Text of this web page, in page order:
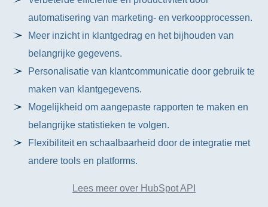
automatisering van marketing- en verkoopprocessen.
Meer inzicht in klantgedrag en het bijhouden van
belangrijke gegevens.
Personalisatie van klantcommunicatie door gebruik te
maken van klantgegevens.
Mogelijkheid om aangepaste rapporten te maken en
belangrijke statistieken te volgen.
Flexibiliteit en schaalbaarheid door de integratie met
andere tools en platforms.
Lees meer over HubSpot API